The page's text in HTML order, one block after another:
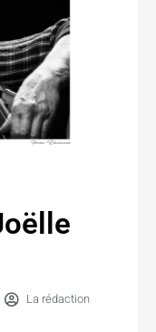
La rédaction